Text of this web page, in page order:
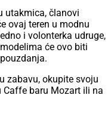
utakmica, članovi
ovaj teren u modnu
i volonterka udruge,
će ovo biti
zabavu, okupite svoju
Caffe baru Mozart ili na